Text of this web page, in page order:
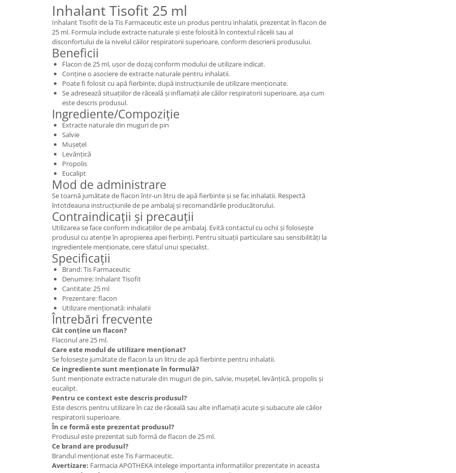
Inhalant Tisofit 25 ml
Inhalant Tisofit de la Tis Farmaceutic este un produs pentru inhalatii, prezentat în flacon de
25 ml. Formula include extracte naturale și este folosită în contextul răcelii sau al
disconfortului de la nivelul căilor respiratorii superioare, conform descrierii produsului.
Beneficii
Flacon de 25 ml, ușor de dozaj conform modului de utilizare indicat.
Conține o asociere de extracte naturale pentru inhalatii.
Poate fi folosit cu apă fierbinte, după instrucțiunile de utilizare menționate.
Se adresează situațiilor de răceală și inflamații ale căilor respiratorii superioare, așa cum
este descris produsul.
Ingrediente/Compoziție
Extracte naturale din muguri de pin
Salvie
Mușețel
Levănțică
Propolis
Eucalipt
Mod de administrare
Se toarnă jumătate de flacon într-un litru de apă fierbinte și se fac inhalatii. Respectă
întotdeauna instrucțiunile de pe ambalaj și recomandările producătorului.
Contraindicații și precauții
Utilizarea se face conform indicațiilor de pe ambalaj. Evită contactul cu ochii și folosește
produsul cu atenție în apropierea apei fierbinți. Pentru situații particulare sau sensibilități la
ingredientele menționate, cere sfatul unui specialist.
Specificații
Brand: Tis Farmaceutic
Denumire: Inhalant Tisofit
Cantitate: 25 ml
Prezentare: flacon
Utilizare menționată: inhalatii
Întrebări frecvente
Cât conține un flacon?
Flaconul are 25 ml.
Care este modul de utilizare menționat?
Se folosește jumătate de flacon la un litru de apă fierbinte pentru inhalatii.
Ce ingrediente sunt menționate în formulă?
Sunt menționate extracte naturale din muguri de pin, salvie, mușețel, levănțică, propolis și
eucalipt.
Pentru ce context este descris produsul?
Este descris pentru utilizare în caz de răceală sau alte inflamații acute și subacute ale căilor
respiratorii superioare.
În ce formă este prezentat produsul?
Produsul este prezentat sub formă de flacon de 25 ml.
Ce brand are produsul?
Brandul menționat este Tis Farmaceutic.
Avertizare: Farmacia APOTHEKA intelege importanta informatiilor prezentate in aceasta